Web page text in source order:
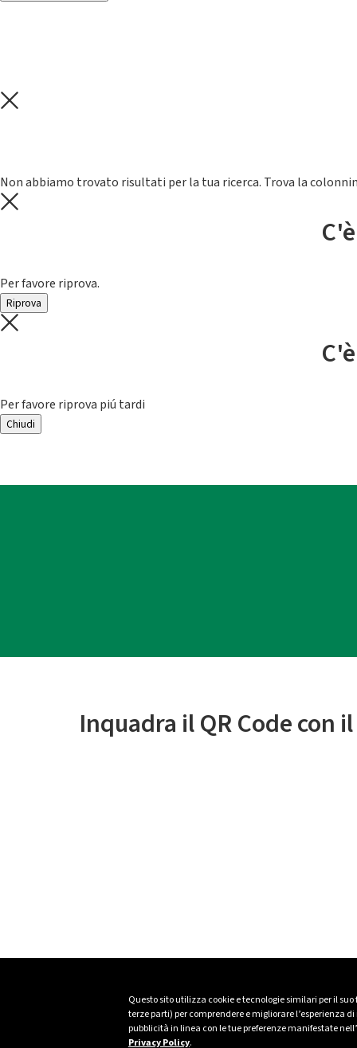
Questo sito utilizza cookie e tecnologie similari per il
terze parti) per comprendere e migliorare l’esperienza
pubblicità in linea con le tue preferenze manifestate
Privacy Policy.
Non abbiamo trovato risultati per la tua ricerca. Trova la
Per favore riprova.
Riprova
Per favore riprova piú tardi
Chiudi
Inquadra il QR Code con